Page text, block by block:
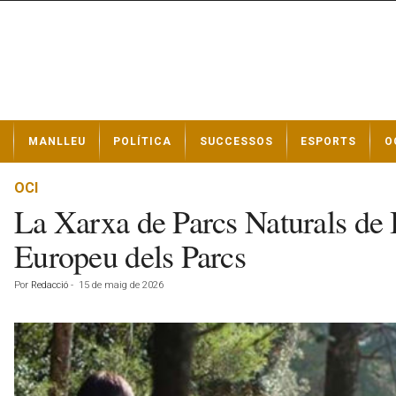
t
MANLLEU POLÍTICA SUCCESSOS ESPORTS
OCI
La Xarxa de Parcs Naturals
Europeu dels Parcs
Por Redacció - 15 de maig de 2026